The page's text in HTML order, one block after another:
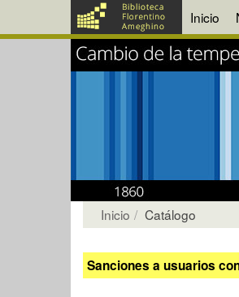
Inicio
Inicio Catálogo
Sanciones a usuarios